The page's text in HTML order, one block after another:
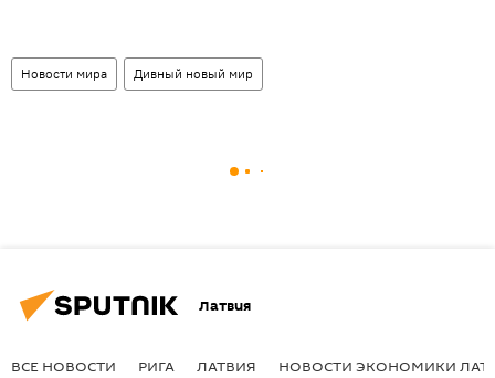
Новости мира Дивный новый мир
Латвия
ВСЕ НОВОСТИ РИГА ЛАТВИЯ НОВОСТИ ЭКОНОМИКИ